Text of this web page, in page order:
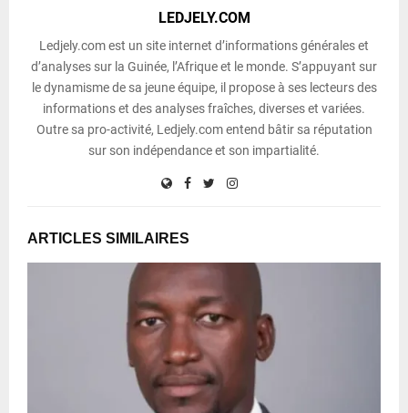
LEDJELY.COM
Ledjely.com est un site internet d’informations générales et
d’analyses sur la Guinée, l’Afrique et le monde. S’appuyant sur
le dynamisme de sa jeune équipe, il propose à ses lecteurs des
informations et des analyses fraîches, diverses et variées.
Outre sa pro-activité, Ledjely.com entend bâtir sa réputation
sur son indépendance et son impartialité.
ARTICLES SIMILAIRES